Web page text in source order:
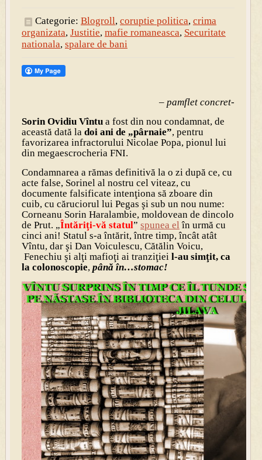
Categorie: Blogroll, coruptie politica, crima
organizata, Justitie, mafie romaneasca, Securitate
nationala, spalare de bani
– pamflet concret-
Sorin Ovidiu Vîntua fost din nou condamnat, de
această dată ladoi ani de „pârnaie”, pentru
favorizarea infractorului Nicolae Popa, pionul lui
din megaescrocheria FNI.
Condamnarea a rămas definitivă la o zi după ce, cu
acte false, Sorinel al nostru cel viteaz, cu
documente falsificate intenţiona să zboare din
cuib, cu căruciorul lui Pegas şi sub un nou nume:
Corneanu Sorin Haralambie, moldovean de dincolo
de Prut. „Întăriţi-vă statul” spunea elîn urmă cu
cinci ani! Statul s-a întărit, între timp, încât atât
Vîntu, dar şi Dan Voiculescu, Cătălin Voicu,
Fenechiu şi alţi mafioţi ai tranziţiei l-au simţit, ca
la colonoscopie, până în…stomac!